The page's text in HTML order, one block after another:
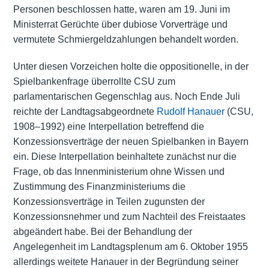
Personen beschlossen hatte, waren am 19. Juni im
Ministerrat Gerüchte über dubiose Vorverträge und
vermutete Schmiergeldzahlungen behandelt worden.
Unter diesen Vorzeichen holte die oppositionelle, in der
Spielbankenfrage überrollte CSU zum
parlamentarischen Gegenschlag aus. Noch Ende Juli
reichte der Landtagsabgeordnete Rudolf Hanauer(CSU,
1908–1992) eine Interpellation betreffend die
Konzessionsverträge der neuen Spielbanken in Bayern
ein. Diese Interpellation beinhaltete zunächst nur die
Frage, ob das Innenministerium ohne Wissen und
Zustimmung des Finanzministeriumsdie
Konzessionsverträge in Teilen zugunsten der
Konzessionsnehmer und zum Nachteil des Freistaates
abgeändert habe. Bei der Behandlung der
Angelegenheit im Landtagsplenum am 6. Oktober 1955
allerdings weitete Hanauer in der Begründung seiner